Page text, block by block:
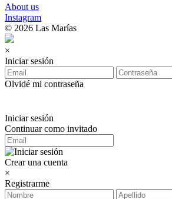
About us
Instagram
© 2026 Las Marías
×
Iniciar sesión
Olvidé mi contraseña
Iniciar sesión
Continuar como invitado
Crear una cuenta
×
Registrarme